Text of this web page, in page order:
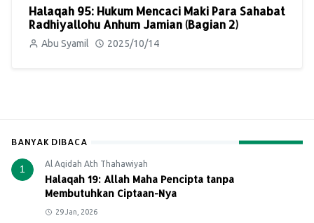
Halaqah 95: Hukum Mencaci Maki Para Sahabat
Radhiyallohu Anhum Jamian (Bagian 2)
Abu Syamil 2025/10/14
BANYAK DIBACA
1 Al Aqidah Ath Thahawiyah
Halaqah 19: Allah Maha Pencipta tanpa
Membutuhkan Ciptaan-Nya
29 Jan, 2026